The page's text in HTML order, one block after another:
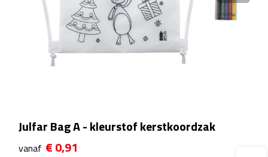
Plastic bekers
Reisbekers
Opvouwbare drinkfles
Julfar Bag A - kleurstof kerstkoordzak
vanaf € 0,91